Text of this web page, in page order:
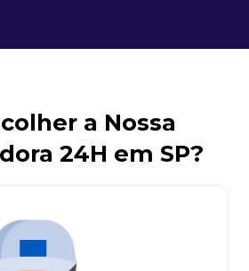
a Nossa
24H em SP?